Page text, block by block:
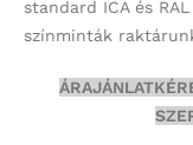
standard ICA és
színminták